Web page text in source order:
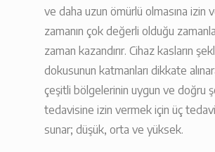
ve daha uzun ömürlü olmasına izin
zamanın çok değerli olduğu
zaman kazandırır. Cihaz kasların
dokusunun katmanları dikkate
çeşitli bölgelerinin uygun ve doğru
tedavisine izin vermek için üç
sunar; düşük, orta ve yüksek.